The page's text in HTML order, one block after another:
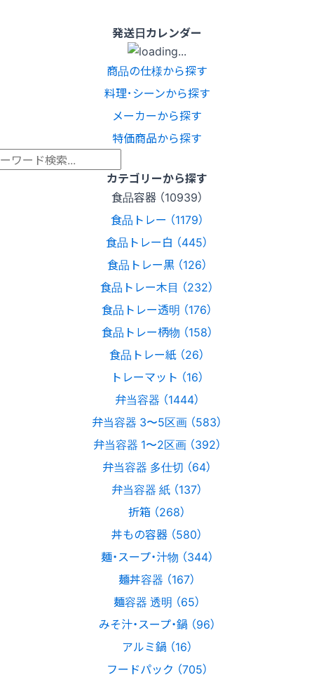
発送日カレンダー
商品の仕様から探す
料理･シーンから探す
メーカーから探す
特価商品から探す
カテゴリーから探す
食品容器 （10939）
食品トレー （1179）
食品トレー白 （445）
食品トレー黒 （126）
食品トレー木目 （232）
食品トレー透明 （176）
食品トレー柄物 （158）
食品トレー紙 （26）
トレーマット （16）
弁当容器 （1444）
弁当容器 3〜5区画 （583）
弁当容器 1〜2区画 （392）
弁当容器 多仕切 （64）
弁当容器 紙 （137）
折箱 （268）
丼もの容器 （580）
麺・スープ・汁物 （344）
麺丼容器 （167）
麺容器 透明 （65）
みそ汁・スープ・鍋 （96）
アルミ鍋 （16）
フードパック （705）